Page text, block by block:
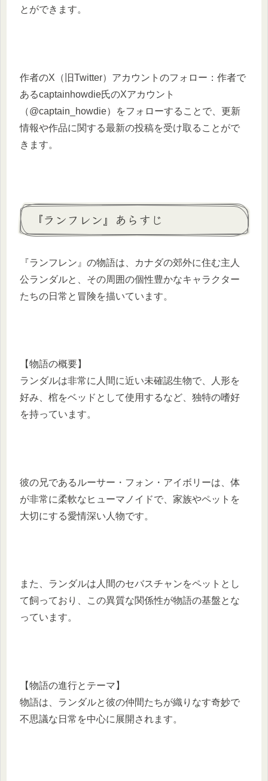
とができます。 ​
作者のX（旧Twitter）アカウントのフォロー：​作者で
あるcaptainhowdie氏のXアカウント
（@captain_howdie）をフォローすることで、更新
情報や作品に関する最新の投稿を受け取ることがで
きます。 ​
『ランフレン』あらすじ
​『ランフレン』の物語は、カナダの郊外に住む主人
公ランダルと、その周囲の個性豊かなキャラクター
たちの日常と冒険を描いています。​
【物語の概要】
ランダルは非常に人間に近い未確認生物で、人形を
好み、棺をベッドとして使用するなど、独特の嗜好
を持っています。
​彼の兄であるルーサー・フォン・アイボリーは、体
が非常に柔軟なヒューマノイドで、家族やペットを
大切にする愛情深い人物です。​
また、ランダルは人間のセバスチャンをペットとし
て飼っており、この異質な関係性が物語の基盤とな
っています。 ​
【物語の進行とテーマ】
物語は、ランダルと彼の仲間たちが織りなす奇妙で
不思議な日常を中心に展開されます。